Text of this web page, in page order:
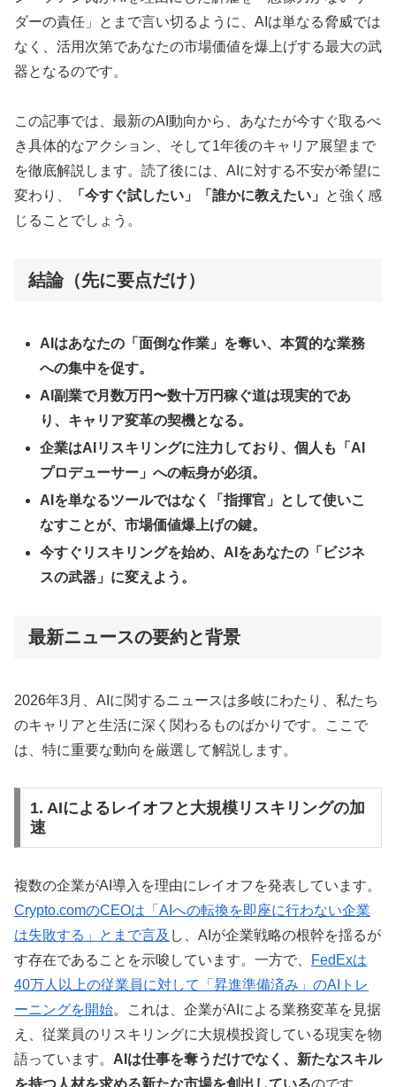
ダーの責任」とまで言い切るように、AIは単なる脅威では
なく、活用次第であなたの市場価値を爆上げする最大の武
器となるのです。
この記事では、最新のAI動向から、あなたが今すぐ取るべ
き具体的なアクション、そして1年後のキャリア展望まで
を徹底解説します。読了後には、AIに対する不安が希望に
変わり、
「今すぐ試したい」「誰かに教えたい」
と強く感
じることでしょう。
結論（先に要点だけ）
AIはあなたの「面倒な作業」を奪い、本質的な業務
への集中を促す。
AI副業で月数万円〜数十万円稼ぐ道は現実的であ
り、キャリア変革の契機となる。
企業はAIリスキリングに注力しており、個人も「AI
プロデューサー」への転身が必須。
AIを単なるツールではなく「指揮官」として使いこ
なすことが、市場価値爆上げの鍵。
今すぐリスキリングを始め、AIをあなたの「ビジネ
スの武器」に変えよう。
最新ニュースの要約と背景
2026年3月、AIに関するニュースは多岐にわたり、私たち
のキャリアと生活に深く関わるものばかりです。ここで
は、特に重要な動向を厳選して解説します。
1. AIによるレイオフと大規模リスキリングの加
速
複数の企業がAI導入を理由にレイオフを発表しています。
Crypto.comのCEOは「AIへの転換を即座に行わない企業
は失敗する」とまで言及 し、AIが企業戦略の根幹を揺るが
す存在であることを示唆しています。一方で、
FedExは
40万人以上の従業員に対して「昇進準備済み」のAIトレ
ーニングを開始。これは、企業がAIによる業務変革を見据
え、従業員のリスキリングに大規模投資している現実を物
語っています。 AIは仕事を奪うだけでなく、新たなスキル